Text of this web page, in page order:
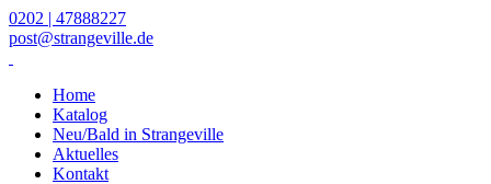
0202 | 47888227
post@strangeville.de
Home
Katalog
Neu/Bald in Strangeville
Aktuelles
Kontakt